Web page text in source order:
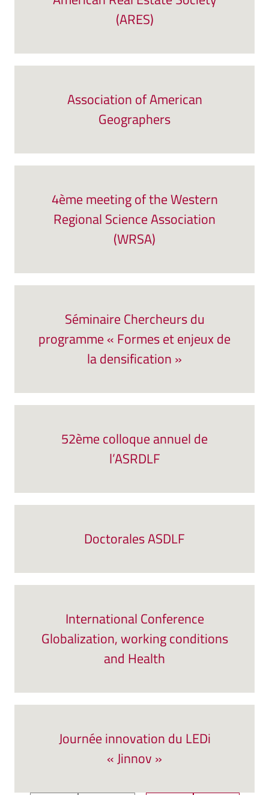
(ARES)
Association of American
Geographers
4ème meeting of the Western
Regional Science Association
(WRSA)
Séminaire Chercheurs du
programme « Formes et enjeux de
la densification »
52ème colloque annuel de
l’ASRDLF
Doctorales ASDLF
International Conference
Globalization, working conditions
and Health
Journée innovation du LEDi
« Jinnov »